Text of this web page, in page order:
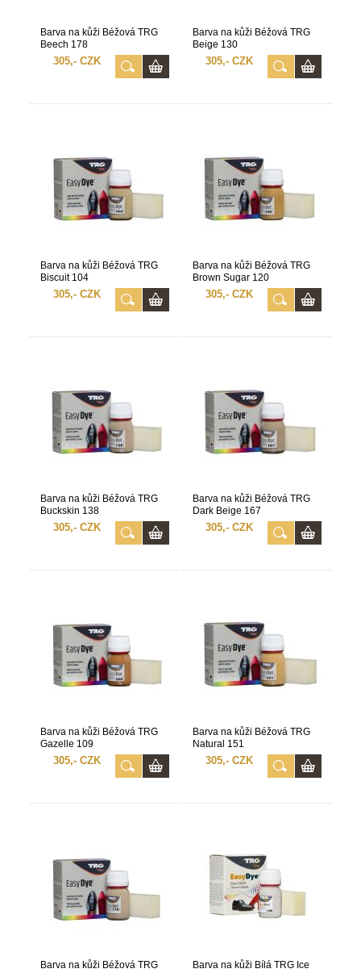
Barva na kůži Béžová TRG
Beech 178
305,- CZK
Barva na kůži Béžová TRG
Beige 130
305,- CZK
Barva na kůži Béžová TRG
Biscuit 104
305,- CZK
Barva na kůži Béžová TRG
Brown Sugar 120
305,- CZK
Barva na kůži Béžová TRG
Buckskin 138
305,- CZK
Barva na kůži Béžová TRG
Dark Beige 167
305,- CZK
Barva na kůži Béžová TRG
Gazelle 109
305,- CZK
Barva na kůži Béžová TRG
Natural 151
305,- CZK
Barva na kůži Béžová TRG
Barva na kůži Bílá TRG Ice